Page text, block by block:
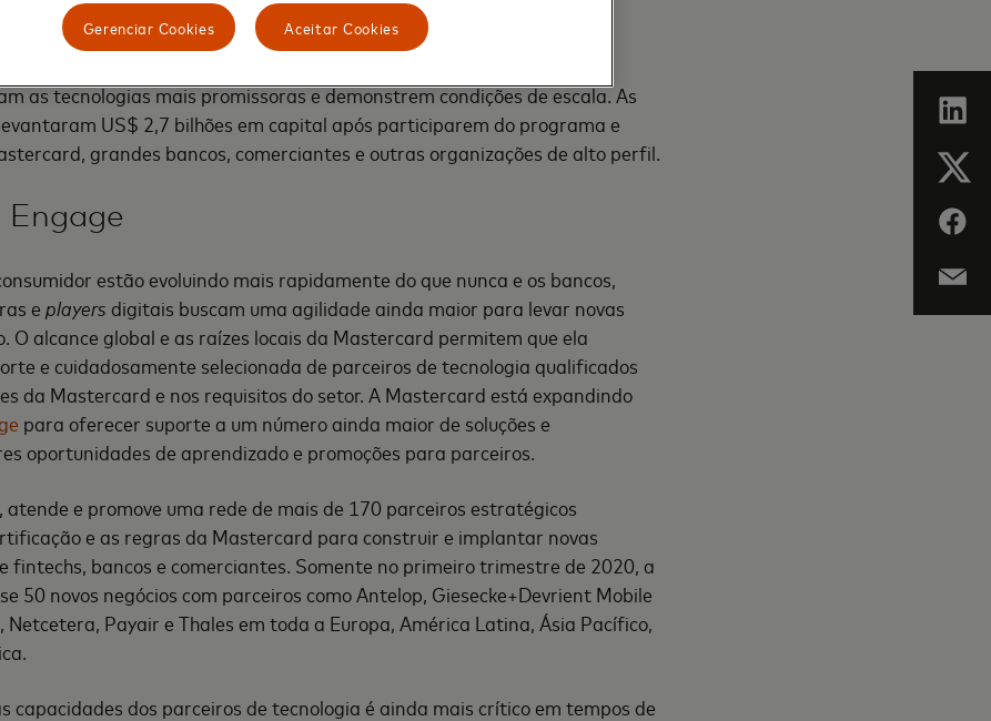
e compromissos comerciais dentro do ecossistema da empresa.
de 1.500 aplicativos a cada ano e seleciona aproximadamente 40
as tecnologias mais promissoras e demonstrem condições de escala. As
US$ 2,7 bilhões em capital após participarem do programa e
grandes bancos, comerciantes e outras organizações de alto perfil.
estão evoluindo mais rapidamente do que nunca e os bancos,
e players digitais buscam uma agilidade ainda maior para levar novas
O alcance global e as raízes locais da Mastercard permitem que ela
e cuidadosamente selecionada de parceiros de tecnologia qualificados
da Mastercard e nos requisitos do setor. A Mastercard está expandindo
para oferecer suporte a um número ainda maior de soluções e
oportunidades de aprendizado e promoções para parceiros.
e promove uma rede de mais de 170 parceiros estratégicos
e as regras da Mastercard para construir e implantar novas
fintechs, bancos e comerciantes. Somente no primeiro trimestre de 2020, a
50 novos negócios com parceiros como Antelop, Giesecke+Devrient Mobile
Netcetera, Payair e Thales em toda a Europa, América Latina, Ásia Pacífico,
capacidades dos parceiros de tecnologia é ainda mais crítico em tempos de
Aceitar Cookies
Gerenciar Cookies